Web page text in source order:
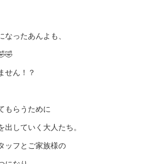
ったあんよも、
せん！？
もらうために
していく大人たち。
ッフとご家族様の